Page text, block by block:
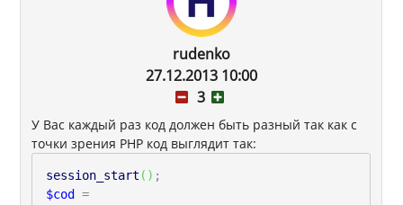
rudenko
27.12.2013 10:00
3
У Вас каждый раз код должен быть разный так как с
точки зрения PHP код выглядит так:
session_start ( ) ;
$cod
=